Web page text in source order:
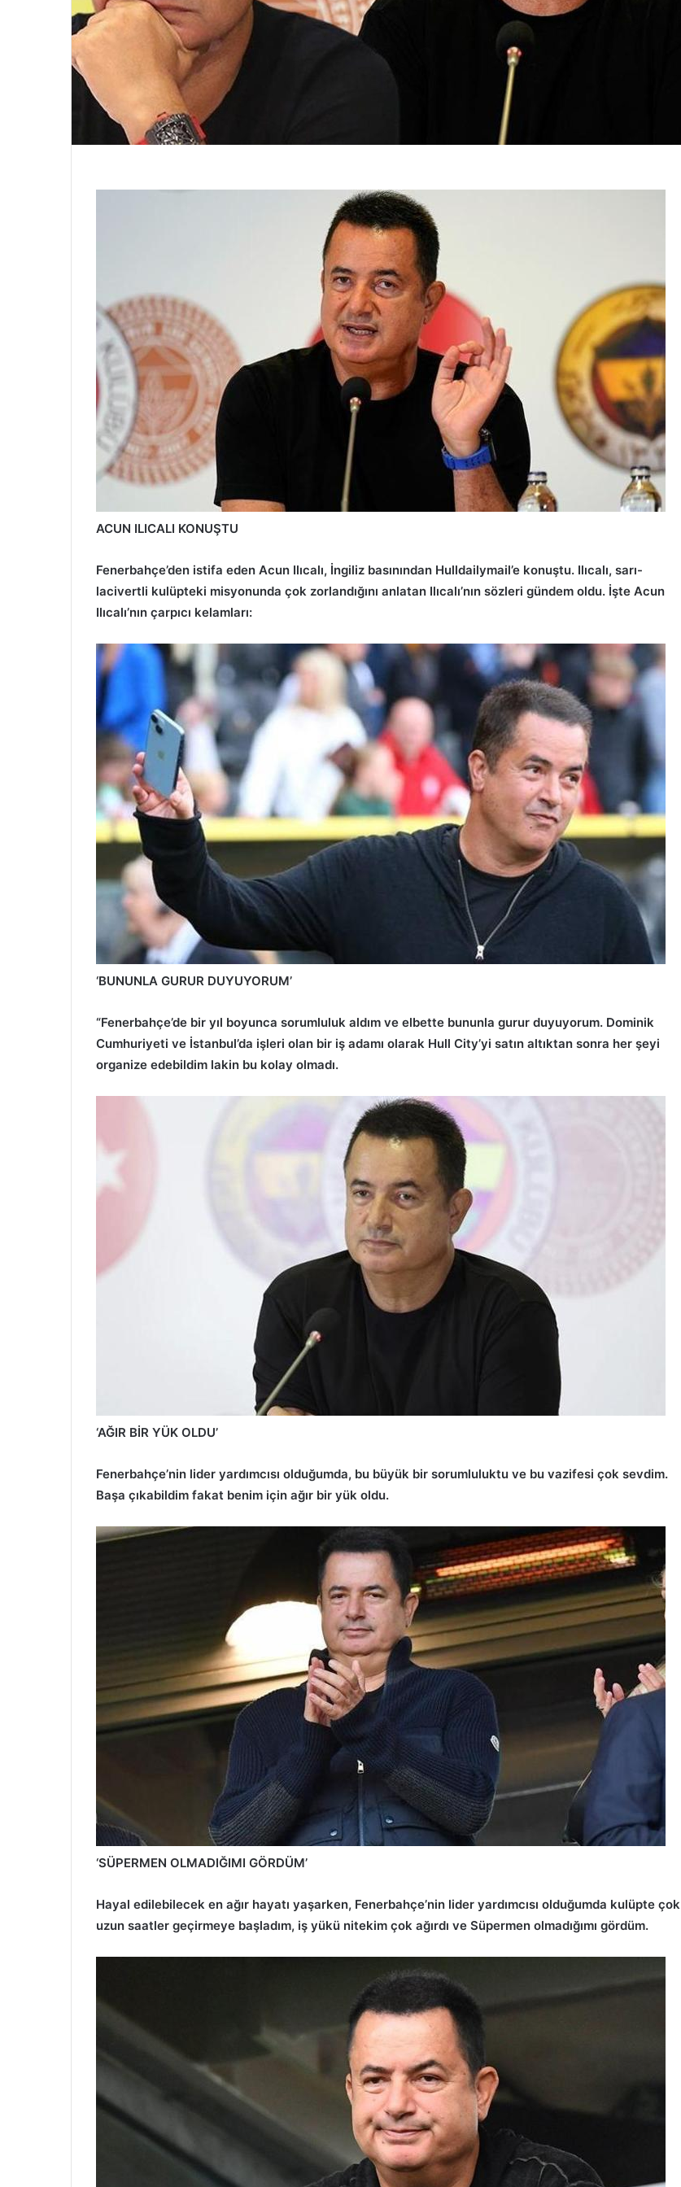
ACUN ILICALI KONUŞTU
Fenerbahçe’den istifa eden Acun Ilıcalı, İngiliz basınından Hulldailymail’e konuştu. Ilıcalı, sarı-
lacivertli kulüpteki misyonunda çok zorlandığını anlatan Ilıcalı’nın sözleri gündem oldu. İşte Acun
Ilıcalı’nın çarpıcı kelamları:
‘BUNUNLA GURUR DUYUYORUM’
“Fenerbahçe’de bir yıl boyunca sorumluluk aldım ve elbette bununla gurur duyuyorum. Dominik
Cumhuriyeti ve İstanbul’da işleri olan bir iş adamı olarak Hull City’yi satın altıktan sonra her şeyi
organize edebildim lakin bu kolay olmadı.
‘AĞIR BİR YÜK OLDU’
Fenerbahçe’nin lider yardımcısı olduğumda, bu büyük bir sorumluluktu ve bu vazifesi çok sevdim.
Başa çıkabildim fakat benim için ağır bir yük oldu.
‘SÜPERMEN OLMADIĞIMI GÖRDÜM’
Hayal edilebilecek en ağır hayatı yaşarken, Fenerbahçe’nin lider yardımcısı olduğumda kulüpte çok
uzun saatler geçirmeye başladım, iş yükü nitekim çok ağırdı ve Süpermen olmadığımı gördüm.